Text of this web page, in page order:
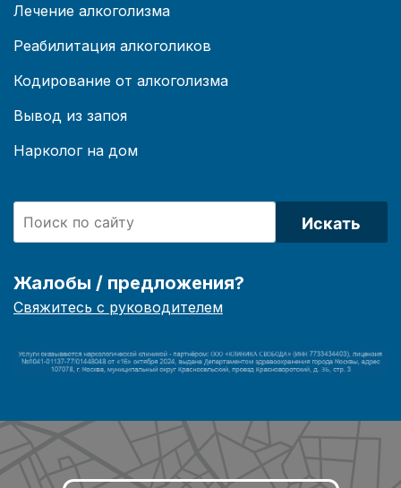
Лечение алкоголизма
Реабилитация алкоголиков
Кодирование от алкоголизма
Вывод из запоя
Нарколог на дом
Искать
Жалобы / предложения?
Свяжитесь с руководителем